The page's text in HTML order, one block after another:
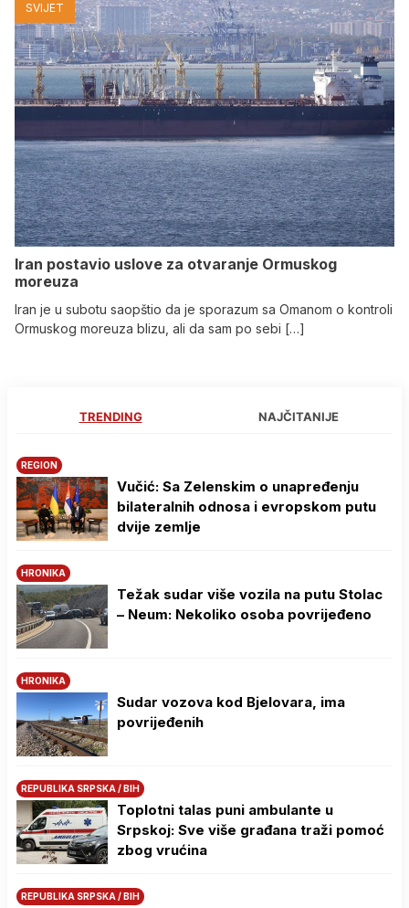
SVIJET
Iran postavio uslove za otvaranje Ormuskog
moreuza
Iran je u subotu saopštio da je sporazum sa Omanom o kontroli
Ormuskog moreuza blizu, ali da sam po sebi […]
TRENDING NAJČITANIJE
REGION
Vučić: Sa Zelenskim o unapređenju
bilateralnih odnosa i evropskom putu
dvije zemlje
HRONIKA
Težak sudar više vozila na putu Stolac
– Neum: Nekoliko osoba povrijeđeno
HRONIKA
Sudar vozova kod Bjelovara, ima
povrijeđenih
REPUBLIKA SRPSKA / BIH
Toplotni talas puni ambulante u
Srpskoj: Sve više građana traži pomoć
zbog vrućina
REPUBLIKA SRPSKA / BIH